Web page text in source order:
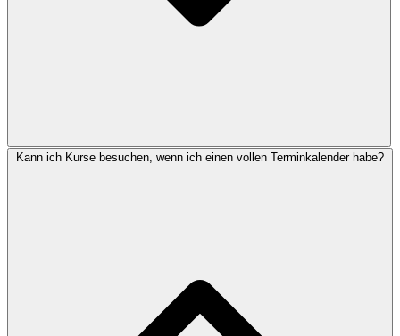
Kann ich Kurse besuchen, wenn ich einen vollen Terminkalender habe?